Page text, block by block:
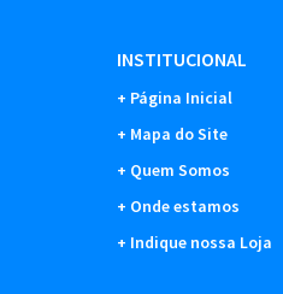
INSTITUCIONAL
Página Inicial
Mapa do Site
Quem Somos
Onde estamos
Indique nossa Loja